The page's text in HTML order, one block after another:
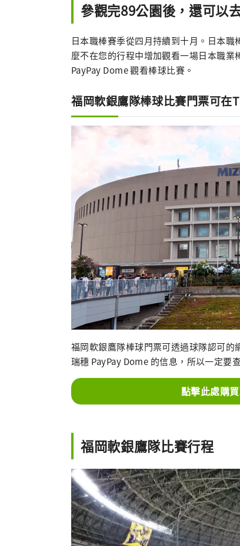
參觀完89公園後，還可以
日本職棒賽季從四月持續到十月。日本
麼不在您的行程中增加觀看一場日本職
PayPay Dome 觀看棒球比賽。
福岡軟銀鷹隊棒球比賽門票可
福岡軟銀鷹隊棒球門票可透過球隊認可
瑞穗 PayPay Dome 的信息，所以一定要
點擊此處購
福岡軟銀鷹隊比賽行程